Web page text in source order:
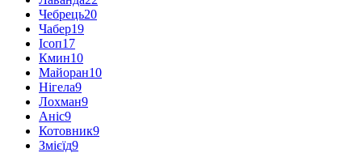
Чебрець20
Чабер19
Ісоп17
Кмин10
Майоран10
Нігела9
Лохман9
Аніс9
Котовник9
Змієїд9